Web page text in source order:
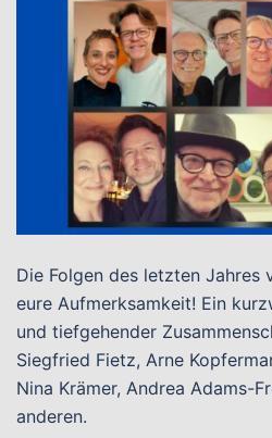
Die Folgen des letzten Jahres
eure Aufmerksamkeit! Ein
und tiefgehender
Siegfried Fietz, Arne
Nina Krämer, Andrea Adams-
anderen.